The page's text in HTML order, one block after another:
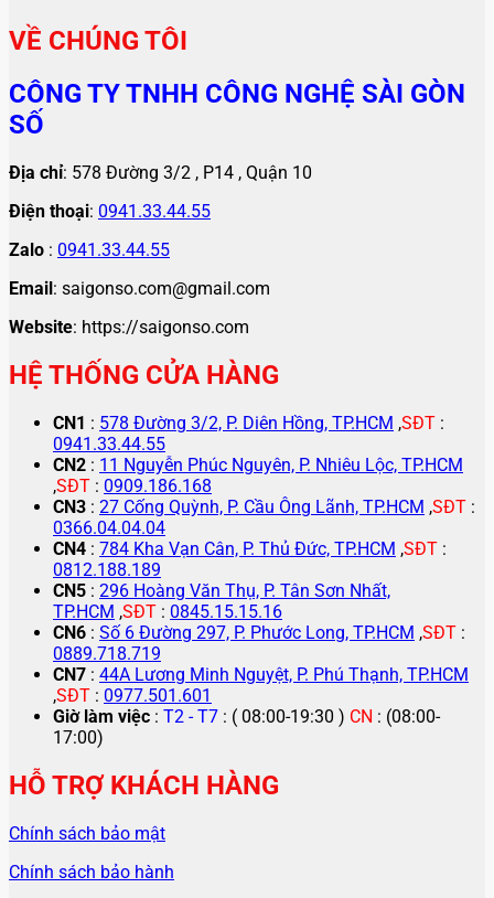
VỀ CHÚNG TÔI
CÔNG TY TNHH CÔNG NGHỆ SÀI GÒN
SỐ
Địa chỉ: 578 Đường 3/2 , P14 , Quận 10
Điện thoại: 0941.33.44.55
Zalo : 0941.33.44.55
Email : saigonso.com@gmail.com
Website: https://saigonso.com
HỆ THỐNG CỬA HÀNG
CN1 : 578 Đường 3/2, P. Diên Hồng, TP.HCM ,SĐT :
0941.33.44.55
CN2 : 11 Nguyễn Phúc Nguyên, P. Nhiêu Lộc, TP.HCM
,SĐT : 0909.186.168
CN3 : 27 Cống Quỳnh, P. Cầu Ông Lãnh, TP.HCM ,SĐT :
0366.04.04.04
CN4 : 784 Kha Vạn Cân, P. Thủ Đức, TP.HCM ,SĐT :
0812.188.189
CN5 : 296 Hoàng Văn Thụ, P. Tân Sơn Nhất,
TP.HCM ,SĐT : 0845.15.15.16
CN6 : Số 6 Đường 297, P. Phước Long, TP.HCM ,SĐT :
0889.718.719
CN7 : 44A Lương Minh Nguyệt, P. Phú Thạnh, TP.HCM
,SĐT : 0977.501.601
Giờ làm việc : T2 - T7 : ( 08:00-19:30 ) CN : (08:00-
17:00)
HỖ TRỢ KHÁCH HÀNG
Chính sách bảo mật
Chính sách bảo hành